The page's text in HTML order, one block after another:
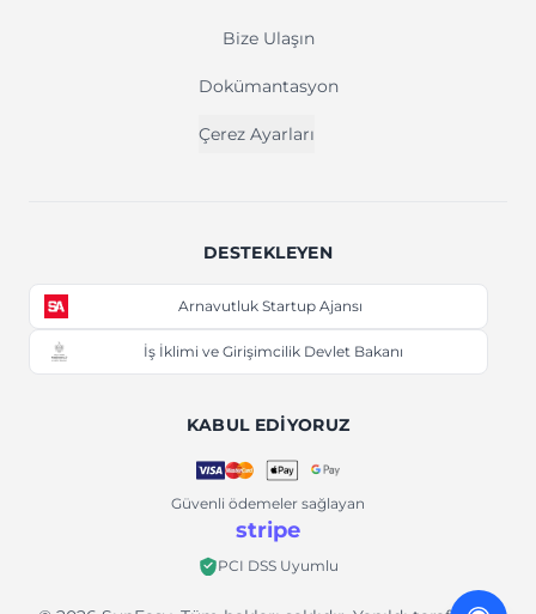
Bize Ulaşın
Dokümantasyon
Çerez Ayarları
DESTEKLEYEN
Arnavutluk Startup Ajansı
İş İklimi ve Girişimcilik Devlet Bakanı
KABUL EDIYORUZ
Güvenli ödemeler sağlayan
stripe
PCI DSS Uyumlu